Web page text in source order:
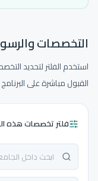
التخصصات
استخدم الفلتر لتحديد
القبول مباشرة على
فلتر تخصصات هذه